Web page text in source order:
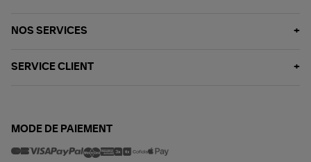
NOS SERVICES
SERVICE CLIENT
MODE DE PAIEMENT